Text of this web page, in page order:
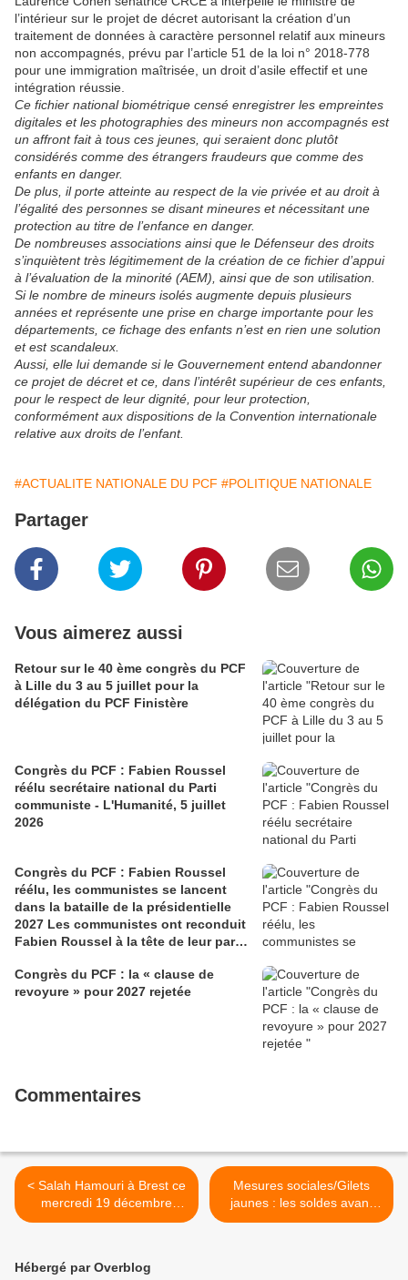
l’intérieur sur le projet de décret autorisant la création d’un
traitement de données à caractère personnel relatif aux mineurs
non accompagnés, prévu par l’article 51 de la loi n° 2018-778
pour une immigration maîtrisée, un droit d’asile effectif et une
intégration réussie.
Ce fichier national biométrique censé enregistrer les empreintes
digitales et les photographies des mineurs non accompagnés est
un affront fait à tous ces jeunes, qui seraient donc plutôt
considérés comme des étrangers fraudeurs que comme des
enfants en danger.
De plus, il porte atteinte au respect de la vie privée et au droit à
l’égalité des personnes se disant mineures et nécessitant une
protection au titre de l’enfance en danger.
De nombreuses associations ainsi que le Défenseur des droits
s’inquiètent très légitimement de la création de ce fichier d’appui
à l’évaluation de la minorité (AEM), ainsi que de son utilisation.
Si le nombre de mineurs isolés augmente depuis plusieurs
années et représente une prise en charge importante pour les
départements, ce fichage des enfants n’est en rien une solution
et est scandaleux.
Aussi, elle lui demande si le Gouvernement entend abandonner
ce projet de décret et ce, dans l’intérêt supérieur de ces enfants,
pour le respect de leur dignité, pour leur protection,
conformément aux dispositions de la Convention internationale
relative aux droits de l’enfant.
#ACTUALITE NATIONALE DU PCF #POLITIQUE NATIONALE
Partager
Vous aimerez aussi
Retour sur le 40 ème congrès du PCF
à Lille du 3 au 5 juillet pour la
délégation du PCF Finistère
Congrès du PCF : Fabien Roussel
réélu secrétaire national du Parti
communiste - L'Humanité, 5 juillet
2026
Congrès du PCF : Fabien Roussel
réélu, les communistes se lancent
dans la bataille de la présidentielle
2027 Les communistes ont reconduit
Fabien Roussel à la tête de leur parti,
Lille. Le secrétaire national, dont la
candidature devrait être officialisée le
Congrès du PCF : la « clause de
revoyure » pour 2027 rejetée
Commentaires
< Salah Hamouri à Brest ce
mercredi 19 décembre
2018, à la Maison du
Mesures sociales/Gilets
jaunes : les soldes avant
l'heure (Ian Brossat - PCF)
Hébergé par Overblog